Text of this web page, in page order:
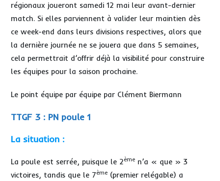
régionaux joueront samedi 12 mai leur avant-dernier
match. Si elles parviennent à valider leur maintien dès
ce week-end dans leurs divisions respectives, alors que
la dernière journée ne se jouera que dans 5 semaines,
cela permettrait d’offrir déjà la visibilité pour construire
les équipes pour la saison prochaine.
Le point équipe par équipe par Clément Biermann
TTGF 3 : PN poule 1
La situation :
La poule est serrée, puisque le 2ème n’a « que » 3
victoires, tandis que le 7ème (premier relégable) a